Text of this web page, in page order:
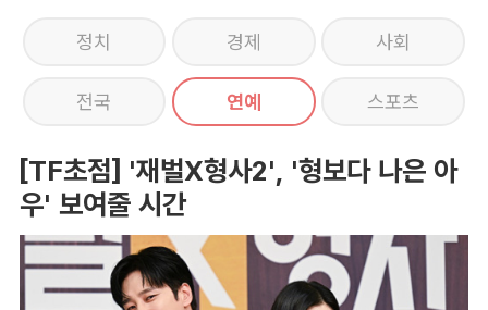
정치 경제 사회
전국 연예 스포츠
[TF초점] '재벌X형사2', '형보다 나은 아
우' 보여줄 시간